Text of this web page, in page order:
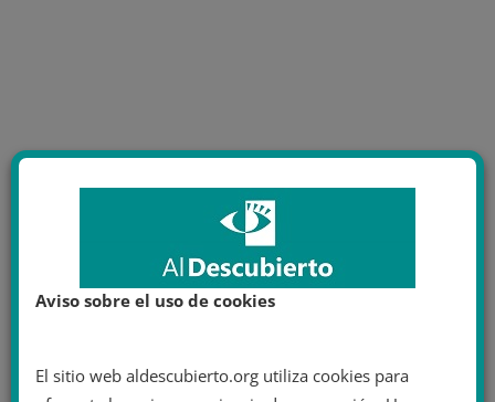
Aviso sobre el uso de cookies
El sitio web aldescubierto.org utiliza cookies para